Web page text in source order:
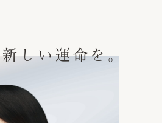
しい運命を。